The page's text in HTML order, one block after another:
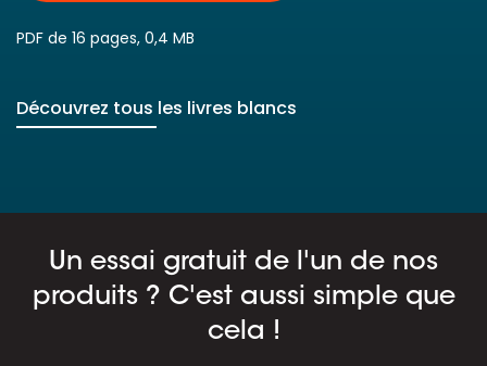
PDF de 16 pages, 0,4 MB
Découvrez tous les livres blancs
Un essai gratuit de l'un de nos
produits ? C'est aussi simple que
cela !